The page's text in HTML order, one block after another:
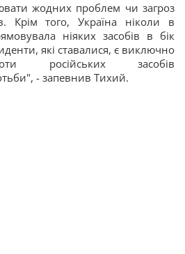
жодних проблем чи загроз
Крім того, Україна ніколи в
ніяких засобів в бік
які ставалися, є виключно
російських засобів
- запевнив Тихий.